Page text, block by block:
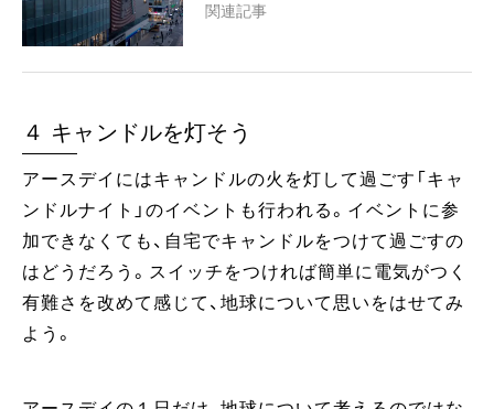
関連記事
４ キャンドルを灯そう
アースデイにはキャンドルの火を灯して過ごす「キャ
ンドルナイト」のイベントも行われる。イベントに参
加できなくても、自宅でキャンドルをつけて過ごすの
はどうだろう。スイッチをつければ簡単に電気がつく
有難さを改めて感じて、地球について思いをはせてみ
よう。